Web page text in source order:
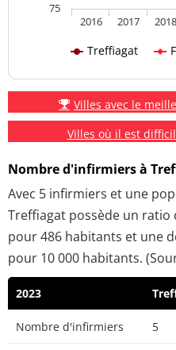
Treffiagat
2016 2017 2018
75
Villes avec le
Villes où il est
Nombre d'infirmiers à
Avec 5 infirmiers et une
Treffiagat possède un ratio
pour 486 habitants et une
pour 10 000 habitants.
2023
Nombre d'infirmiers 5